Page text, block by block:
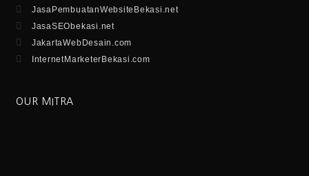
JasaPembuatanWebsiteBekasi.net
JasaSEObekasi.net
JakartaWebDesain.com
InternetMarketerBekasi.com
OUR MITRA